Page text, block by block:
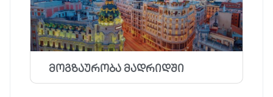
მოგზაურობა მადრიდში